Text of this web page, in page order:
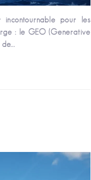
incontournable pour les
: le GEO (Generative